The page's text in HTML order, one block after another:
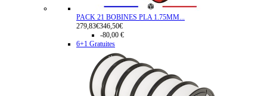
PACK 21 BOBINES PLA 1.75MM...
279,83€346,50€
-80,00 €
6+1 Gratuites